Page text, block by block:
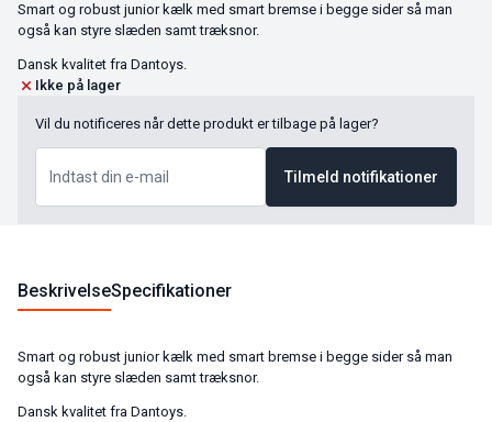
Smart og robust junior kælk med smart bremse i begge sider så man
også kan styre slæden samt træksnor.
Dansk kvalitet fra Dantoys.
Ikke på lager
Vil du notificeres når dette produkt er tilbage på lager?
Tilmeld notifikationer
BeskrivelseSpecifikationer
Smart og robust junior kælk med smart bremse i begge sider så man
også kan styre slæden samt træksnor.
Dansk kvalitet fra Dantoys.